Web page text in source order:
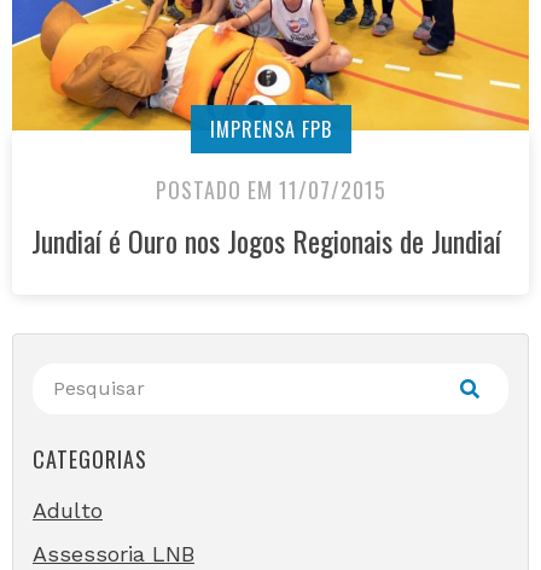
IMPRENSA FPB
POSTADO EM 11/07/2015
Jundiaí é Ouro nos Jogos Regionais de Jundiaí
CATEGORIAS
Adulto
Assessoria LNB